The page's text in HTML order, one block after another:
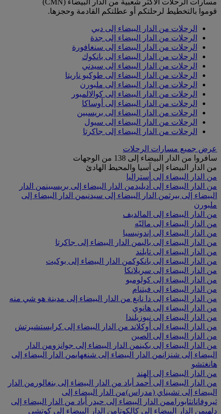
قوموا بالتخطيط لرحلتكم أو عطلتكم القادمة وحجزها.
الرحلات من الدار البيضاء إلى دبي
الرحلات من الدار البيضاء إلى جدة
الرحلات من الدار البيضاء إلى سنغافورة
الرحلات من الدار البيضاء إلى بانكوك
الرحلات من الدار البيضاء إلى سيدني
الرحلات من الدار البيضاء إلى طوكيو ناريتا
الرحلات من الدار البيضاء إلى ملبورن
الرحلات من الدار البيضاء إلى كوالالمبور
الرحلات من الدار البيضاء إلى أوساكا
الرحلات من الدار البيضاء إلى بريسبين
الرحلات من الدار البيضاء إلى سيول
الرحلات من الدار البيضاء إلى جاكرتا
عرض جميع مسارات الرحلات
سافروا من الدار البيضاء إلى 138 من الوجهات
من الدار البيضاء إلى آسيا والمحيط الهادئ
من الدار البيضاء إلى أستراليا
من الدار البيضاء إلى أديليدمن الدار البيضاء إلى بريسبينمن الدار
البيضاء إلى بيرثمن الدار البيضاء إلى سيدنيمن الدار البيضاء إلى
ملبورن
من الدار البيضاء إلى المالديف
من الدار البيضاء إلى ماليّه
من الدار البيضاء إلى إندونيسيا
من الدار البيضاء إلى باليمن الدار البيضاء إلى جاكرتا
من الدار البيضاء إلى تايلند
من الدار البيضاء إلى بانكوكمن الدار البيضاء إلى بوكيت
من الدار البيضاء إلى سريلانكا
من الدار البيضاء إلى كولومبو
من الدار البيضاء إلى فيتنام
من الدار البيضاء إلى دا نانغ من الدار البيضاء إلى مدينة هو شي منه
من الدار البيضاء إلى هانوي
من الدار البيضاء إلى نيوزيلندا
من الدار البيضاء إلى أوكلاند من الدار البيضاء إلى كرايستشيرتش
من الدار البيضاء إلى الصين
من الدار البيضاء إلى بكينمن الدار البيضاء إلى جوانزومن الدار
البيضاء إلى شنزانمن الدار البيضاء إلى شنغهايمن الدار البيضاء إلى
هانغتشو
من الدار البيضاء إلى الهند
من الدار البيضاء إلى أحمد أباد من الدار البيضاء إلى بنغالور من الدار
البيضاء إلى تشيناي (مدراس)من الدار البيضاء إلى
ثيروفانانثابوراممن الدار البيضاء إلى حيدر أباد من الدار البيضاء إلى
دلهيمن الدار البيضاء إلى كالكوتامن الدار البيضاء إلى كوتشي